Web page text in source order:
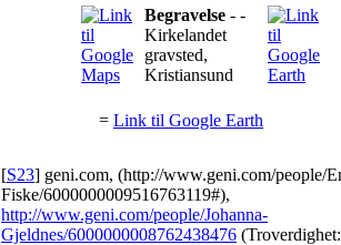
Begravelse - -
Kirkelandet
gravsted,
Kristiansund
= Link til Google Earth
[S23] geni.com, (http://www.geni.com/people/
Fiske/6000000009516763119#),
http://www.geni.com/people/Johanna-
Gjeldnes/6000000008762438476